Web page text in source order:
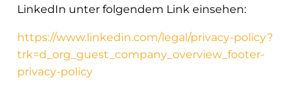
LinkedIn unter folgendem Link einsehen:
https://www.linkedin.com/legal/privacy-policy?
trk=d_org_guest_company_overview_footer-
privacy-policy